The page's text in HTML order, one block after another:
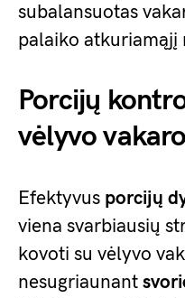
subalansuotas
palaiko atkuriamąjį
Porcijų
vėlyvo
Efektyvus porcijų
viena svarbiausių
kovoti su vėlyvo
nesugriaunant